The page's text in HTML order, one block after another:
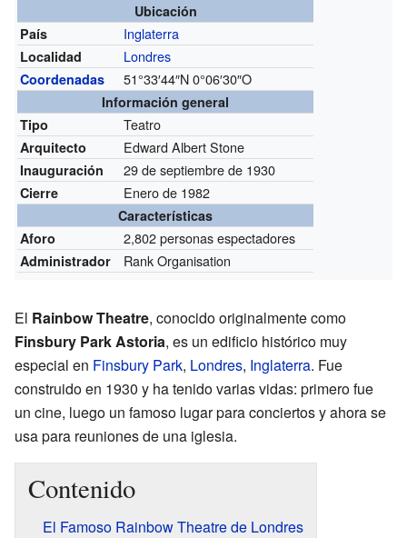
Ubicación
País
Inglaterra
Localidad Londres
Coordenadas 51°33′44″N0°06′30″O
Información general
Tipo
Teatro
Arquitecto Edward Albert Stone
Inauguración 29 de septiembre de 1930
Cierre Enero de 1982
Características
Aforo
2,802 personas espectadores
Administrador Rank Organisation
El Rainbow Theatre, conocido originalmente como
Finsbury Park Astoria, es un edificio histórico muy
especial en Finsbury Park, Londres, Inglaterra. Fue
construido en 1930 y ha tenido varias vidas: primero fue
un cine, luego un famoso lugar para conciertos y ahora se
usa para reuniones de una iglesia.
Contenido
El Famoso Rainbow Theatre de Londres